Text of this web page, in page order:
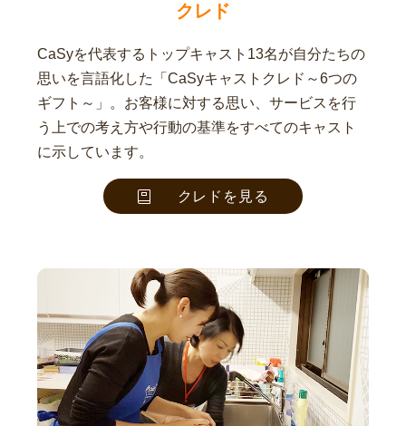
クレド
CaSyを代表するトップキャスト13名が自分たちの
思いを言語化した「CaSyキャストクレド～6つの
ギフト～」。お客様に対する思い、サービスを行
う上での考え方や行動の基準をすべてのキャスト
に示しています。
クレドを見る